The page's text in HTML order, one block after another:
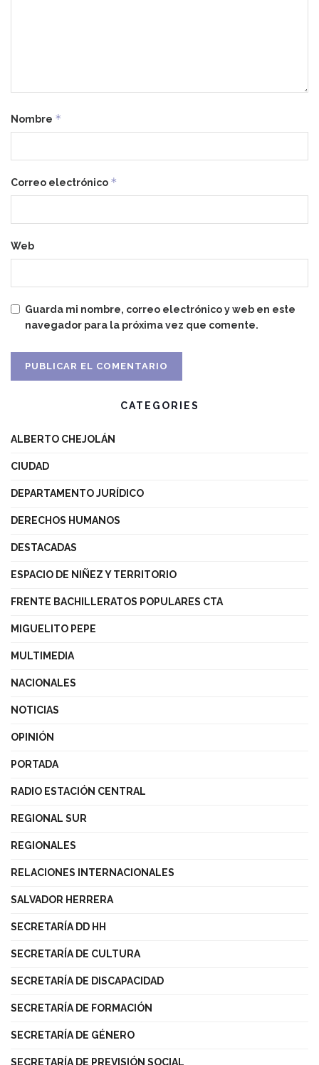
Nombre *
Correo electrónico *
Web
Guarda mi nombre, correo electrónico y web en este
navegador para la próxima vez que comente.
CATEGORIES
ALBERTO CHEJOLÁN
CIUDAD
DEPARTAMENTO JURÍDICO
DERECHOS HUMANOS
DESTACADAS
ESPACIO DE NIÑEZ Y TERRITORIO
FRENTE BACHILLERATOS POPULARES CTA
MIGUELITO PEPE
MULTIMEDIA
NACIONALES
NOTICIAS
OPINIÓN
PORTADA
RADIO ESTACIÓN CENTRAL
REGIONAL SUR
REGIONALES
RELACIONES INTERNACIONALES
SALVADOR HERRERA
SECRETARÍA DD HH
SECRETARÍA DE CULTURA
SECRETARÍA DE DISCAPACIDAD
SECRETARÍA DE FORMACIÓN
SECRETARÍA DE GÉNERO
SECRETARÍA DE PREVISIÓN SOCIAL